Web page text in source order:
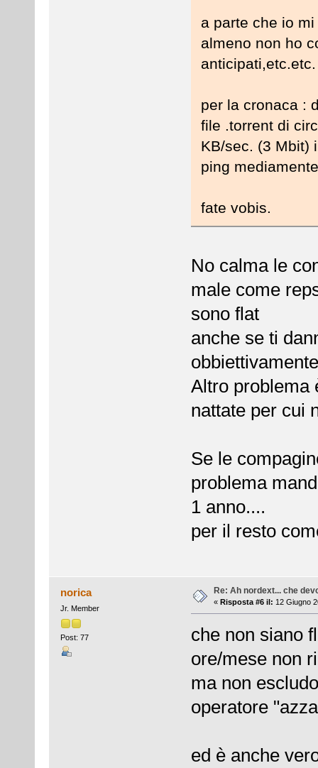
a parte che io
almeno non ho
per la cronaca :
file .torrent di
KB/sec. (3 Mbit)
ping
fate vobis.
No calma le
male come
sono flat
anche se ti
Altro problema
nattate per cui
Se le
problema
1 anno....
per il resto
norica
Jr. Member
Post: 77
Re: Ah nordext... che
« Risposta #6 il: 12 Giugno
che non siano
ore/mese non
ma non
operatore
ed è anche